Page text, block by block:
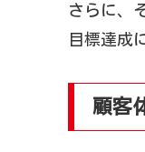
さらに、
目標達成
顧客